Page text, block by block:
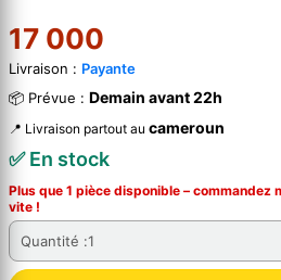
17 000
Livraison : Payante
📦 Prévue : Demain avant 22h
📍 Livraison partout au cameroun
✅ En stock
Plus que 1 pièce disponible – commandez
vite !
Quantité :1